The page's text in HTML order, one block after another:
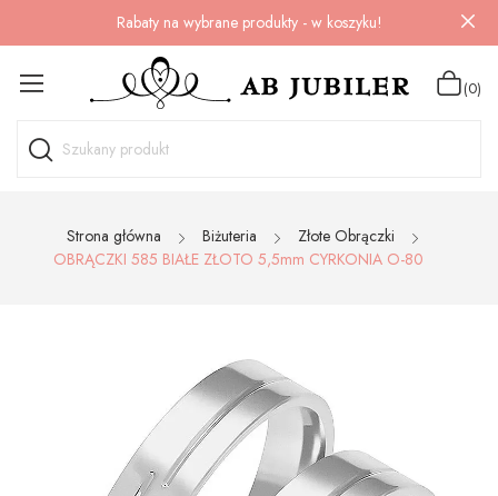
Rabaty na wybrane produkty - w koszyku!
(0)
Strona główna Biżuteria
Złote Obrączki
OBRĄCZKI 585 BIAŁE ZŁOTO 5,5mm CYRKONIA O-80